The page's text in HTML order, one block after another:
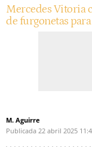
Mercedes Vitoria
de furgonetas
M. Aguirre
Publicada 22 abril 2025